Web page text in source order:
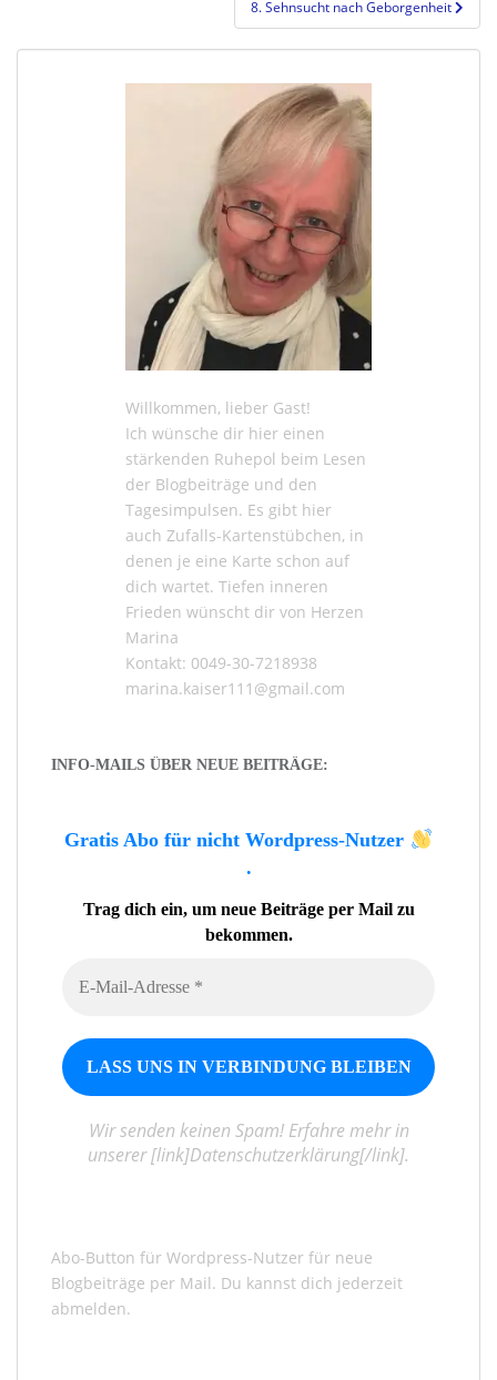
8. Sehnsucht nach Geborgenheit
Willkommen, lieber Gast!
Ich wünsche dir hier einen
stärkenden Ruhepol beim Lesen
der Blogbeiträge und den
Tagesimpulsen. Es gibt hier
auch Zufalls-Kartenstübchen, in
denen je eine Karte schon auf
dich wartet. Tiefen inneren
Frieden wünscht dir von Herzen
Marina
Kontakt: 0049-30-7218938
marina.kaiser111@gmail.com
INFO-MAILS ÜBER NEUE BEITRÄGE:
Gratis Abo für nicht Wordpress-Nutzer
.
Trag dich ein, um neue Beiträge per Mail zu
bekommen.
Wir senden keinen Spam! Erfahre mehr in
unserer [link]Datenschutzerklärung[/link].
Abo-Button für Wordpress-Nutzer für neue
Blogbeiträge per Mail. Du kannst dich jederzeit
abmelden.